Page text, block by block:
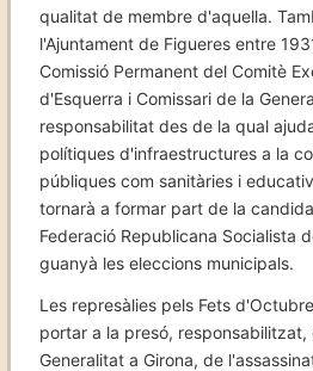
qualitat de membre d'aquella.
l'Ajuntament de Figueres entre
Comissió Permanent del Comitè
d'Esquerra i Comissari de la
responsabilitat des de la qual
polítiques d'infraestructures a la
públiques com sanitàries i
tornarà a formar part de la
Federació Republicana Socialista
guanyà les eleccions municipals.
Les represàlies pels Fets
portar a la presó, responsabilitzat,
Generalitat a Girona, de